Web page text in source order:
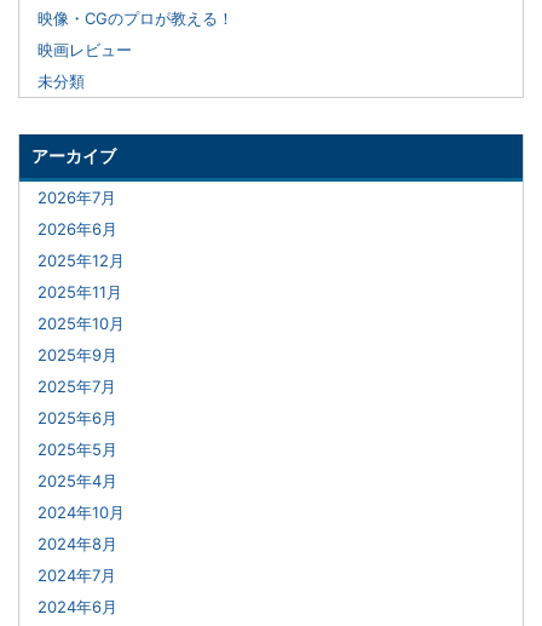
映像・CGのプロが教える！
映画レビュー
未分類
アーカイブ
2026年7月
2026年6月
2025年12月
2025年11月
2025年10月
2025年9月
2025年7月
2025年6月
2025年5月
2025年4月
2024年10月
2024年8月
2024年7月
2024年6月